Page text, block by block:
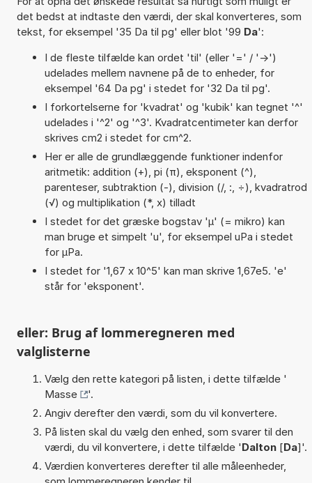
det bedst at indtaste den værdi, der skal konverteres, som
tekst, for eksempel '35 Da til pg' eller blot '99 Da':
I de fleste tilfælde kan ordet 'til' (eller '=' / '->')
udelades mellem navnene på de to enheder, for
eksempel '64 Da pg' i stedet for '32 Da til pg'.
I forkortelserne for 'kvadrat' og 'kubik' kan tegnet '^'
udelades i '^2' og '^3'. Kvadratcentimeter kan derfor
skrives cm2 i stedet for cm^2.
Her er alle de grundlæggende funktioner indenfor
aritmetik: addition (+), pi (π), eksponent (^),
parenteser, subtraktion (-), division (/, :, ÷), kvadratrod
(√) og multiplikation (*, x) tilladt
I stedet for det græske bogstav 'µ' (= mikro) kan
man bruge et simpelt 'u', for eksempel uPa i stedet
for µPa.
I stedet for '1,67 x 10^5' kan man skrive 1,67e5. 'e'
står for 'eksponent'.
eller: Brug af lommeregneren med
valglisterne
Vælg den rette kategori på listen, i dette tilfælde '
Masse
'.
Angiv derefter den værdi, som du vil konvertere.
På listen skal du vælg den enhed, som svarer til den
værdi, du vil konvertere, i dette tilfælde 'Dalton[Da]'.
Værdien konverteres derefter til alle måleenheder,